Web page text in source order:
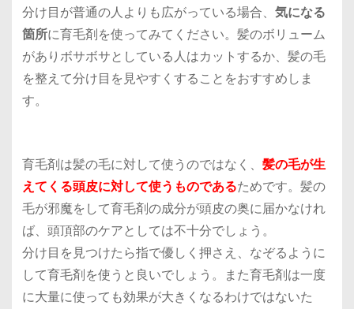
分け目が普通の人よりも広がっている場合、 気になる
箇所に育毛剤を使ってみてください。髪のボリューム
がありボサボサとしている人はカットするか、髪の毛
を整えて分け目を見やすくすることをおすすめしま
す。
育毛剤は髪の毛に対して使うのではなく、 髪の毛が生
えてくる頭皮に対して使うものであるためです。髪の
毛が邪魔をして育毛剤の成分が頭皮の奥に届かなけれ
ば、頭頂部のケアとしては不十分でしょう。
分け目を見つけたら指で優しく押さえ、なぞるように
して育毛剤を使うと良いでしょう。また育毛剤は一度
に大量に使っても効果が大きくなるわけではないた